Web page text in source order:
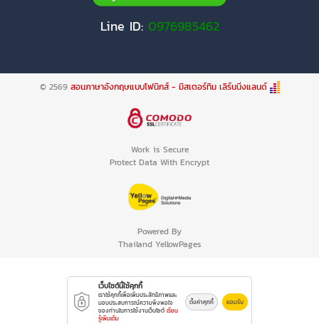
Line ID: 0976985462
© 2569 สอนภาษาอังกฤษแบบโฟนิกส์ - มิสเตอร์ทิม เลิร์นนิ่งแลนด์
Work is Secure
Protect Data With Encrypt
Powered By
Thailand YellowPages
เว็บไซต์นี้ใช้คุกกี้
เราใช้คุกกี้เพื่อเพิ่มประสิทธิภาพและ
มอบประสบการณ์ความพึงพอใจ
ของท่านในการใช้งานเว็บไซต์ เรียน
รู้เพิ่มเติม
ตั้งค่าคุกกี้ ยอมรับ